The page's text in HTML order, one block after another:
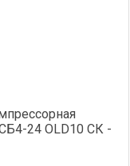
24 OLD10 СК -